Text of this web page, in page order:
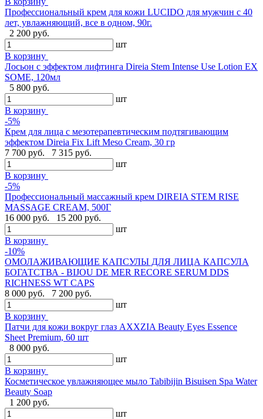
Профессиональный крем для кожи LUCIDO для мужчин с 40
лет, увлажняющий, все в одном, 90г.
2 200 руб.
шт
В корзину
Лосьон с эффектом лифтинга Direia Stem Intense Use Lotion EX
SOME, 120мл
5 800 руб.
шт
В корзину
-5%
Крем для лица с мезотерапевтическим подтягивающим
эффектом Direia Fix Lift Meso Cream, 30 гр
7 700 руб.
7 315 руб.
шт
В корзину
-5%
Профессиональный массажный крем DIREIA STEM RISE
MASSAGE CREAM, 500Г
16 000 руб.
15 200 руб.
шт
В корзину
-10%
ОМОЛАЖИВАЮЩИЕ КАПСУЛЫ ДЛЯ ЛИЦА КАПСУЛА
БОГАТСТВА - BIJOU DE MER RECORE SERUM DDS
RICHNESS WT CAPS
8 000 руб.
7 200 руб.
шт
В корзину
Патчи для кожи вокруг глаз AXXZIA Beauty Eyes Essence
Sheet Premium, 60 шт
8 000 руб.
шт
В корзину
Косметическое увлажняющее мыло Tabibijin Bisuisen Spa Water
Beauty Soap
1 200 руб.
шт